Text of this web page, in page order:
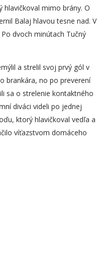
hlavičkoval mimo brány. O
Balaj hlavou tesne nad. V
dvoch minútach Tučný
a strelil svoj prvý gól v
brankára, no po preverení
sa o strelenie kontaktného
diváci videli po jednej
ktorý hlavičkoval vedľa a
víťazstvom domáceho